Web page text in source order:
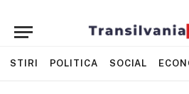
STIRI POLITICA SOCIAL